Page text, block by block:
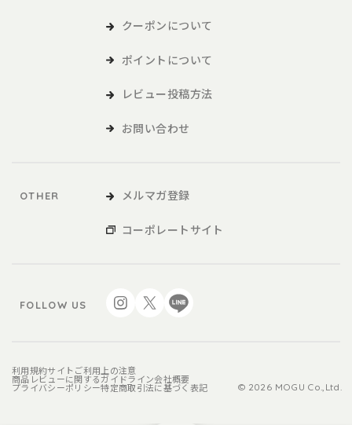
クーポンについて
ポイントについて
レビュー投稿方法
お問い合わせ
OTHER メルマガ登録
コーポレートサイト
FOLLOW US
利用規約サイトご利用上の注意
商品レビューに関するガイドライン会社概要
プライバシーポリシー特定商取引法に基づく表記 © 2026 MOGU Co.,Ltd.